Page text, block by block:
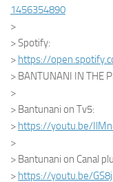
1456354890
>
> Spotify:
> https://
> BANTUNANI IN THE
>
> Bantunani on Tv5:
> https://youtu.be/
>
> Bantunani on Canal
> https://youtu.be/